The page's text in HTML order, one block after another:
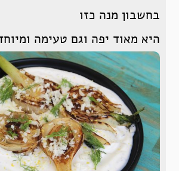
בחשבון מנה כזו
היא מאוד יפה וגם טעימה